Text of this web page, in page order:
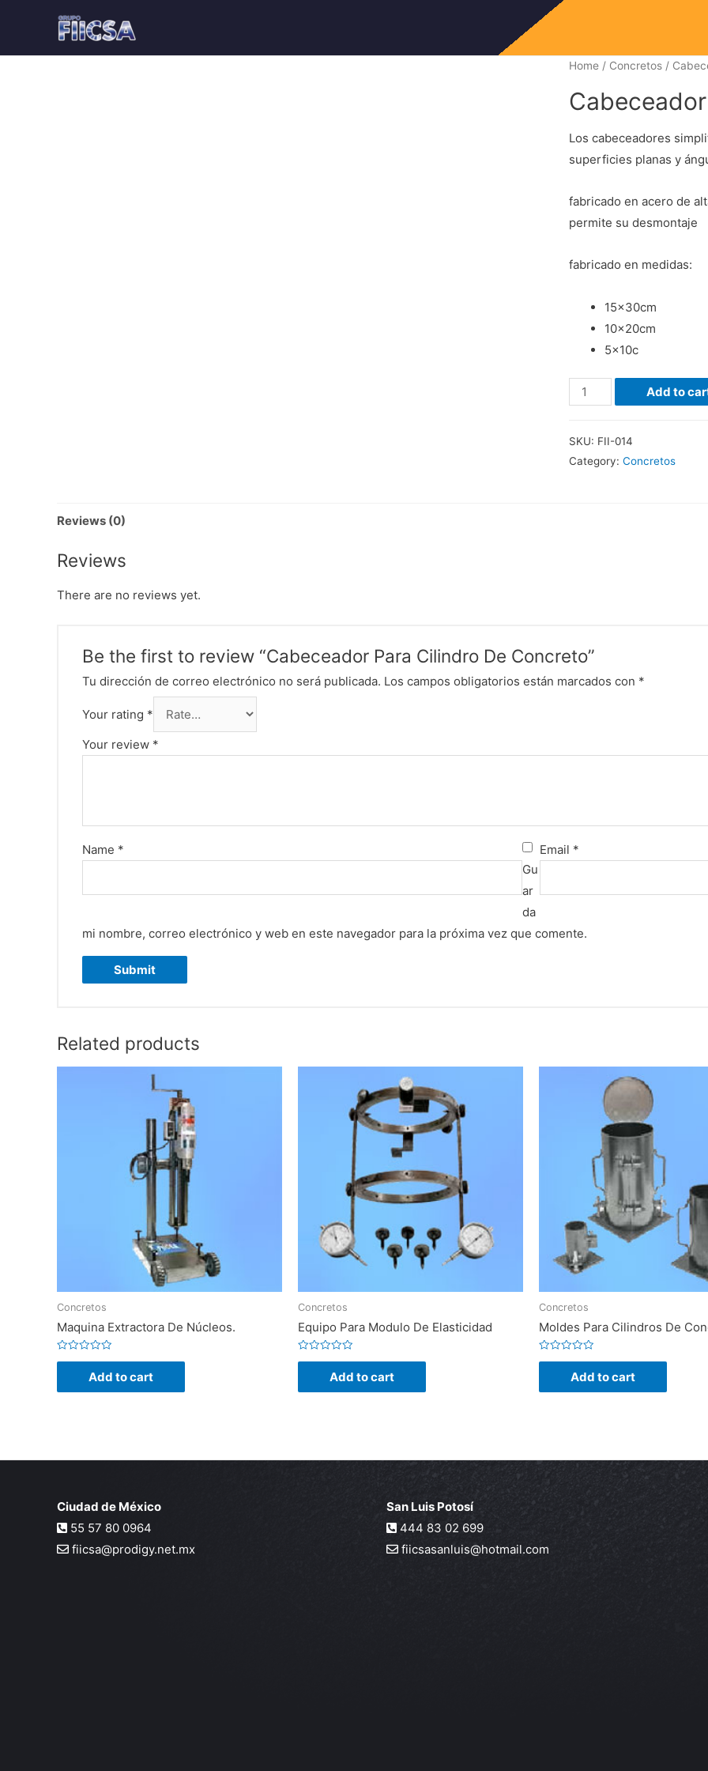
Home / Concretos /
Los cabeceadores
superficies planas y
fabricado en acero de
permite su desmontaje
fabricado en medidas:
15x30cm
10x20cm
5x10c
Cabeceador
Para
Add to
SKU: FII-014
Category: Concretos
Reviews (0)
Reviews
There are no reviews yet.
Be the first to review “Cabeceador Para Cilindro De Concreto”
Tu dirección de correo electrónico no será publicada. Los campos obligatorios están marcados con *
Your rating *
Your review *
Name * Email *
Gu
ar
da
mi nombre, correo electrónico y web en este navegador para la próxima vez que comente.
Related products
Concretos
Maquina Extractora De Núcleos.
Rated
Add to cart
Concretos
Equipo Para Modulo De Elasticidad
Rated
Add to cart
Concretos
Moldes Para Cilindros De
Rated
Add to cart
Ciudad de México
55 57 80 0964
fiicsa@prodigy.net.mx
San Luis Potosí
444 83 02 699
fiicsasanluis@hotmail.com